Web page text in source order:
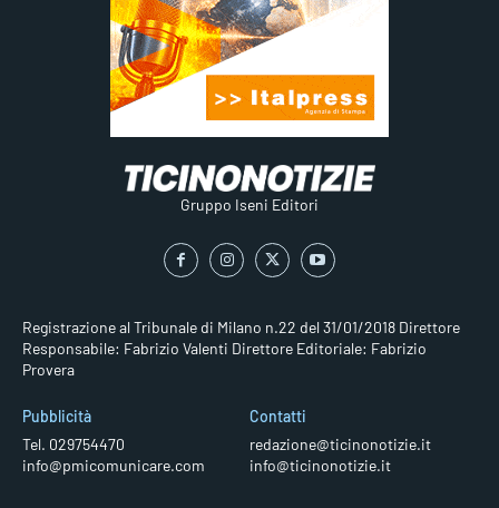
Gruppo Iseni Editori
Registrazione al Tribunale di Milano n.22 del 31/01/2018 Direttore
Responsabile: Fabrizio Valenti Direttore Editoriale: Fabrizio
Provera
Pubblicità
Tel. 029754470
info@pmicomunicare.com
Contatti
redazione@ticinonotizie.it
info@ticinonotizie.it